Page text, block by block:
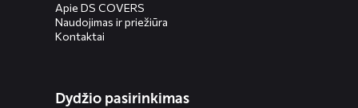
Apie DS COVERS
Naudojimas ir priežiūra
Kontaktai
Dydžio pasirinkimas